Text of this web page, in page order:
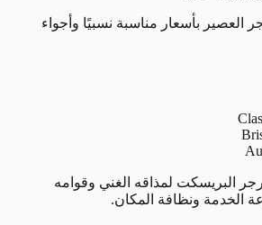
العصير بأسعار مناسبة نسبيًا وأجواء
البريسكت لمذاقه الغني وقوامه
الخدمة ونظافة المكان.